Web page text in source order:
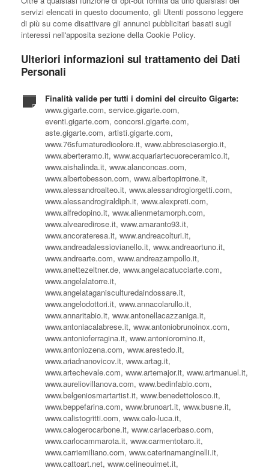
servizi elencati in questo documento, gli Utenti possono leggere
di più su come disattivare gli annunci pubblicitari basati sugli
interessi nell'apposita sezione della Cookie Policy.
Ulteriori informazioni sul trattamento dei Dati
Personali
Finalità valide per tutti i domini del circuito Gigarte:
www.gigarte.com, service.gigarte.com,
eventi.gigarte.com, concorsi.gigarte.com,
aste.gigarte.com, artisti.gigarte.com,
www.76sfumaturedicolore.it, www.abbresciasergio.it,
www.aberteramo.it, www.acquariartecuoreceramico.it,
www.aishalinda.it, www.alanconcas.com,
www.albertobesson.com, www.albertopirrone.it,
www.alessandroalteo.it, www.alessandrogiorgetti.com,
www.alessandrogiraldiph.it, www.alexpreti.com,
www.alfredopino.it, www.alienmetamorph.com,
www.alvearedirose.it, www.amaranto93.it,
www.ancorateresa.it, www.andreacolturi.it,
www.andreadalessiovianello.it, www.andreaortuno.it,
www.andrearte.com, www.andreazampollo.it,
www.anettezeltner.de, www.angelacatucciarte.com,
www.angelalatorre.it,
www.angelataganisculturedaindossare.it,
www.angelodottori.it, www.annacolarullo.it,
www.annaritabio.it, www.antonellacazzaniga.it,
www.antoniacalabrese.it, www.antoniobrunoinox.com,
www.antonioferragina.it, www.antonioromino.it,
www.antoniozena.com, www.arestedo.it,
www.ariadnanovicov.it, www.artag.it,
www.artechevale.com, www.artemajor.it, www.artmanuel.it,
www.aureliovillanova.com, www.bedinfabio.com,
www.belgeniosmartartist.it, www.benedettolosco.it,
www.beppefarina.com, www.brunoart.it, www.busne.it,
www.calistogritti.com, www.calo-luca.it,
www.calogerocarbone.it, www.carlacerbaso.com,
www.carlocammarota.it, www.carmentotaro.it,
www.carriemiliano.com, www.caterinamanginelli.it,
www.cattoart.net, www.celineouimet.it,